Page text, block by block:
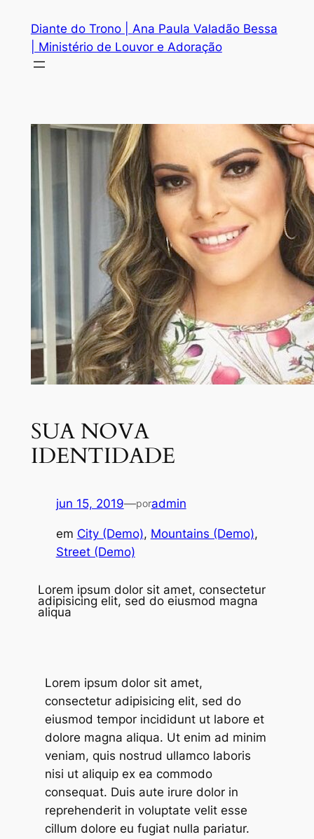
Diante do Trono | Ana Paula Valadão Bessa
| Ministério de Louvor e Adoração
SUA NOVA
IDENTIDADE
jun 15, 2019—poradmin
em City (Demo), Mountains (Demo)
Street (Demo)
Lorem ipsum dolor sit amet, consectetur
adipisicing elit, sed do eiusmod magna
aliqua
Lorem ipsum dolor sit amet,
consectetur adipisicing elit, sed do
eiusmod tempor incididunt ut labore et
dolore magna aliqua. Ut enim ad minim
veniam, quis nostrud ullamco laboris
nisi ut aliquip ex ea commodo
consequat. Duis aute irure dolor in
reprehenderit in voluptate velit esse
cillum dolore eu fugiat nulla pariatur.